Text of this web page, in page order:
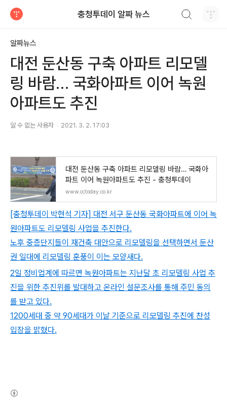
충청투데이 알짜 뉴스
알짜뉴스
대전 둔산동 구축 아파트 리모델
링 바람… 국화아파트 이어 녹원
아파트도 추진
알 수 없는 사용자 2021. 3. 2. 17:03
대전 둔산동 구축 아파트 리모델링 바람… 국화아
파트 이어 녹원아파트도 추진 - 충청투데이
www.cctoday.co.kr
[충청투데이 박현석 기자] 대전 서구 둔산동 국화아파트에 이어 녹
원아파트도 리모델링 사업을 추진한다.
노후 중층단지들이 재건축 대안으로 리모델링을 선택하면서 둔산
권 일대에 리모델링 훈풍이 이는 모양새다.
2일 정비업계에 따르면 녹원아파트는 지난달 초 리모델링 사업 추
진을 위한 추진위를 발대하고 온라인 설문조사를 통해 주민 동의
를 받고 있다.
1200세대 중 약 90세대가 이날 기준으로 리모델링 추진에 찬성
입장을 밝혔다.